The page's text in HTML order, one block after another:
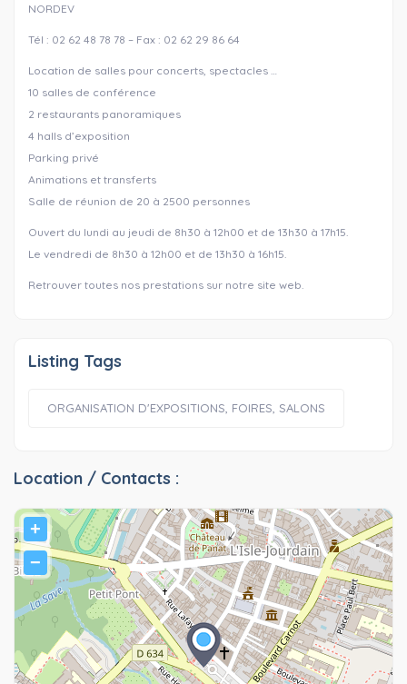
NORDEV
Tél : 02 62 48 78 78 – Fax : 02 62 29 86 64
Location de salles pour concerts, spectacles …
10 salles de conférence
2 restaurants panoramiques
4 halls d’exposition
Parking privé
Animations et transferts
Salle de réunion de 20 à 2500 personnes
Ouvert du lundi au jeudi de 8h30 à 12h00 et de 13h30 à 17h15.
Le vendredi de 8h30 à 12h00 et de 13h30 à 16h15.
Retrouver toutes nos prestations sur notre site web.
Listing Tags
ORGANISATION D'EXPOSITIONS, FOIRES, SALONS
Location / Contacts :
+
−